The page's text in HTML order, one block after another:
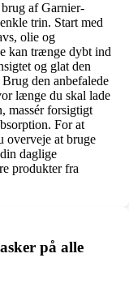
af Garnier-
trin. Start med
olie og
kan trænge dybt ind
og glat den
den anbefalede
længe du skal lade
massér forsigtigt
For at
overveje at bruge
daglige
produkter fra
på alle